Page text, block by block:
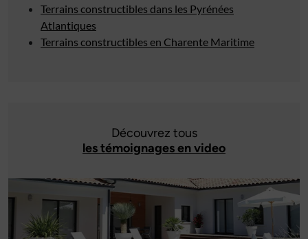
Terrains constructibles dans les Pyrénées
Atlantiques
Terrains constructibles en Charente Maritime
Découvrez tous
les témoignages en video